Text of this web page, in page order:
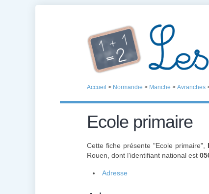
Accueil > Normandie > Manche > Avranches
Ecole primaire
Cette fiche présente "Ecole primaire",
Rouen, dont l'identifiant national est
Adresse